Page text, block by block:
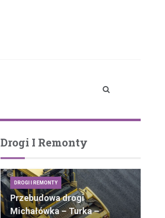
Drogi I Remonty
DROGI I REMONTY
Przebudowa drogi
Michałówka – Turka –